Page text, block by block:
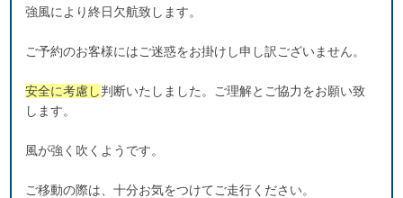
強風により終日欠航致します。
ご予約のお客様にはご迷惑をお掛けし申し訳ございません。
安全に考慮し判断いたしました。ご理解とご協力をお願い致
します。
風が強く吹くようです。
ご移動の際は、十分お気をつけてご走行ください。